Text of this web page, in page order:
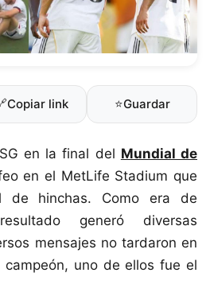
Copiar link ⭐Guardar
en la final del Mundial de
en el MetLife Stadium que
de hinchas. Como era de
generó diversas
mensajes no tardaron en
campeón, uno de ellos fue el